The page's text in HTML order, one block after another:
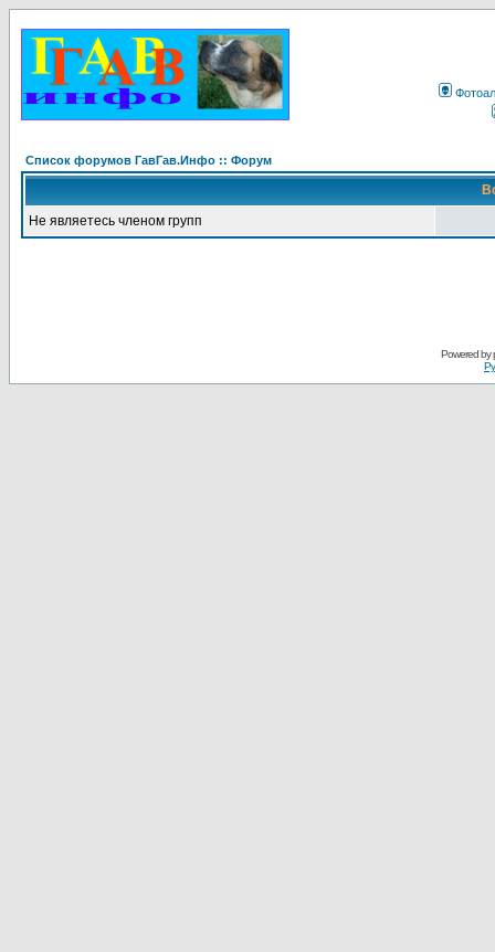
Список форумов ГавГав.Инфо :: Форум
Не являетесь членом групп
Powered by